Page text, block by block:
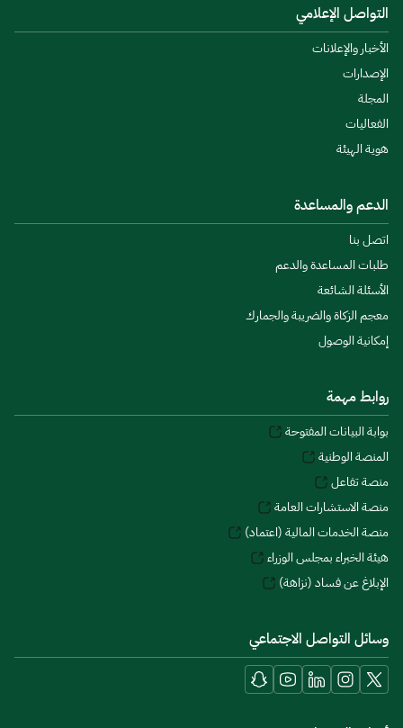
التواصل الإعلامي
الأخبار والإعلانات
الإصدارات
المجلة
الفعاليات
هوية الهيئة
الدعم والمساعدة
اتصل بنا
طلبات المساعدة والدعم
الأسئلة الشائعة
معجم الزكاة والضريبة والجمارك
إمكانية الوصول
روابط مهمة
بوابة البيانات المفتوحة
المنصة الوطنية
منصة تفاعل
منصة الاستشارات العامة
منصة الخدمات المالية (اعتماد)
هيئة الخبراء بمجلس الوزراء
الإبلاغ عن فساد (نزاهة)
وسائل التواصل الاجتماعي